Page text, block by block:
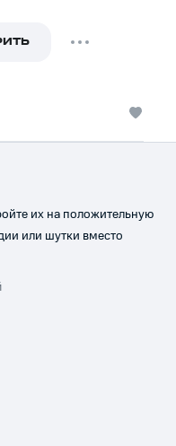
их на положительную
или шутки вместо